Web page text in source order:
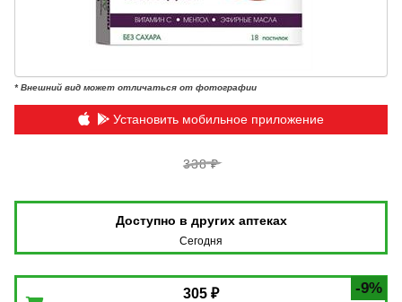
* Внешний вид может отличаться от фотографии
Установить мобильное приложение
338 ₽
Доступно в других аптеках
Сегодня
-9%
305 ₽